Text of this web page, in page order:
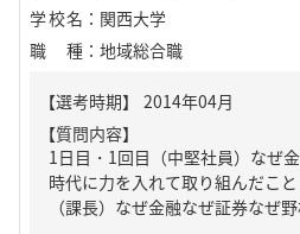
学校名 ： 関西大学
職種 ： 地域総合職
【質問内容】
1日目・1回目（中堅社員）なぜ
時代に力を入れて取り組んだこ
（課長）なぜ金融なぜ証券なぜ